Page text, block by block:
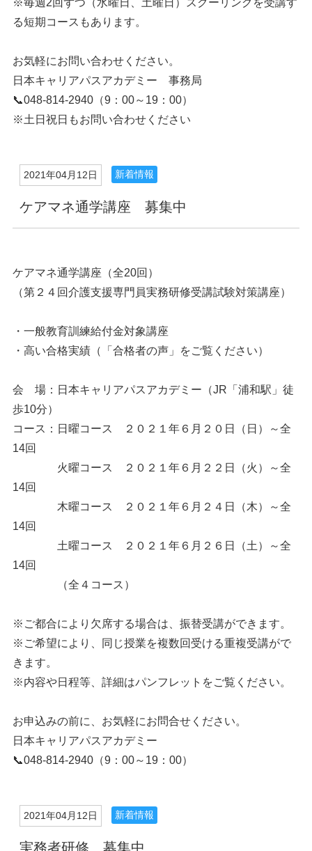
※毎週2回ずつ（水曜日、土曜日）スクーリングを受講す
る短期コースもあります。
お気軽にお問い合わせください。
日本キャリアパスアカデミー 事務局
📞048-814-2940（9：00～19：00）
※土日祝日もお問い合わせください
2021年04月12日 新着情報
ケアマネ通学講座 募集中
ケアマネ通学講座（全20回）
（第２４回介護支援専門員実務研修受講試験対策講座）
・一般教育訓練給付金対象講座
・高い合格実績（「合格者の声」をご覧ください）
会 場：日本キャリアパスアカデミー（JR「浦和駅」徒
歩10分）
コース：日曜コース ２０２１年６月２０日（日）～全
14回
火曜コース ２０２１年６月２２日（火）～全
14回
木曜コース ２０２１年６月２４日（木）～全
14回
土曜コース ２０２１年６月２６日（土）～全
14回
（全４コース）
※ご都合により欠席する場合は、振替受講ができます。
※ご希望により、同じ授業を複数回受ける重複受講がで
きます。
※内容や日程等、詳細はパンフレットをご覧ください。
お申込みの前に、お気軽にお問合せください。
日本キャリアパスアカデミー
📞048-814-2940（9：00～19：00）
2021年04月12日 新着情報
実務者研修 募集中